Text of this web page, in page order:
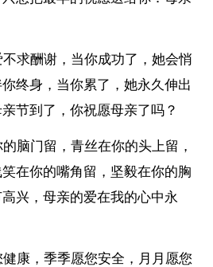
酬谢，当你成功了，她会悄
终身，当你累了，她永久伸出
节到了，你祝愿母亲了吗？
门留，青丝在你的头上留，
在你的嘴角留，坚毅在你的胸
兴，母亲的爱在我的心中永
，季季愿您安全，月月愿您